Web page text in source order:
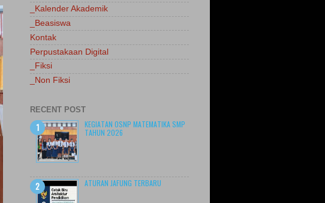
_Kalender Akademik
_Beasiswa
Kontak
Perpustakaan Digital
_Fiksi
_Non Fiksi
RECENT POST
KEGIATAN OSNP MATEMATIKA SMP
TAHUN 2026
ATURAN JAFUNG TERBARU